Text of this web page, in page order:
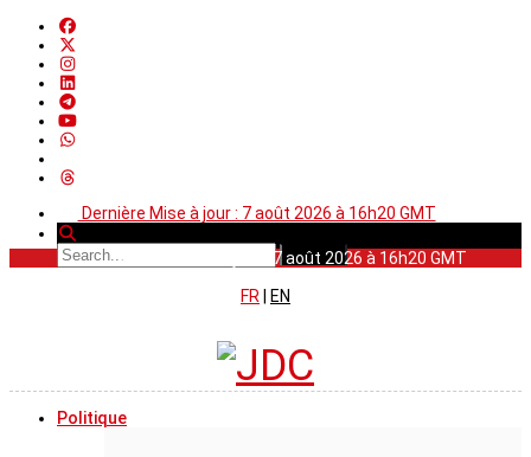
Dernière Mise à jour : 7 août 2026 à 16h20 GMT
Dernière Mise à jour : 7 août 2026 à 16h20 GMT
FR
EN
Politique